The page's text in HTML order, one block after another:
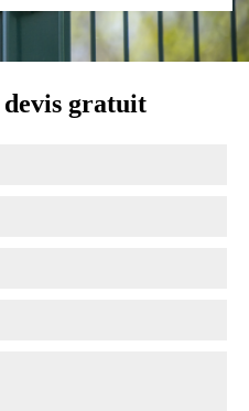
devis gratuit